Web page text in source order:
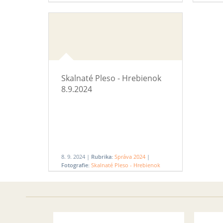
13.10.2024
Skalnaté Pleso - Hrebienok
8.9.2024
8. 9. 2024 | Rubrika: Správa 2024 |
Fotografie: Skalnaté Pleso - Hrebienok
8.9.2024